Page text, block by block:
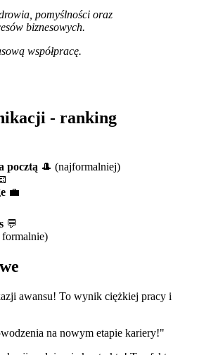
pomyślności oraz
biznesowych.
współpracę.
- ranking
pocztą 🎩 (najformalniej)
💼
💬
formalnie)
awansu! To wynik ciężkiej pracy i
na nowym etapie kariery!"